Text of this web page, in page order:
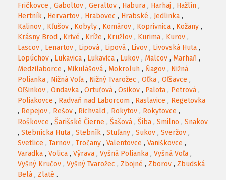
Fričkovce , Gaboltov , Geraltov , Habura , Harhaj , Hažlín ,
Hertník , Hervartov , Hrabovec , Hrabské , Jedlinka ,
Kalinov , Kľušov , Kobyly , Komárov , Koprivnica , Kožany ,
Krásny Brod , Krivé , Kríže , Kružlov , Kurima , Kurov ,
Lascov , Lenartov , Lipová , Lipová , Livov , Livovská Huta ,
Lopúchov , Lukavica , Lukavica , Lukov , Malcov , Marhaň ,
Medzilaborce , Mikulášová , Mokroluh , Ňagov , Nižná
Polianka , Nižná Voľa , Nižný Tvarožec , Oľka , Oľšavce ,
Oľšinkov , Ondavka , Ortuťová , Osikov , Palota , Petrová ,
Poliakovce , Radvaň nad Laborcom , Raslavice , Regetovka
, Repejov , Rešov , Richvald , Rokytov , Rokytovce ,
Roškovce , Šarišské Čierne , Šašová , Šiba , Smilno , Snakov
, Stebnícka Huta , Stebník , Stuľany , Sukov , Sveržov ,
Svetlice , Tarnov , Tročany , Valentovce , Vaniškovce ,
Varadka , Volica , Výrava , Vyšná Polianka , Vyšná Voľa ,
Vyšný Kručov , Vyšný Tvarožec , Zbojné , Zborov , Zbudská
Belá , Zlaté .